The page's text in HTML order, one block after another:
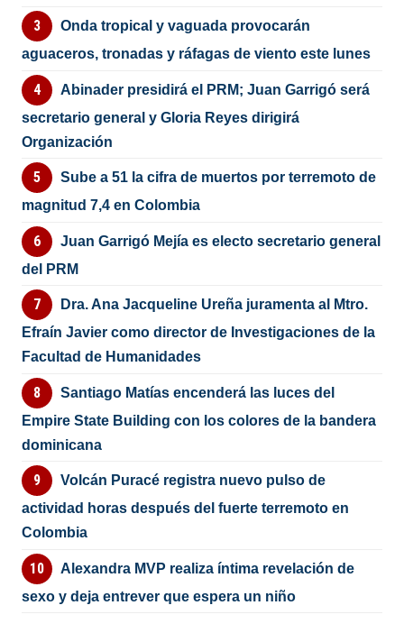
Onda tropical y vaguada provocarán
aguaceros, tronadas y ráfagas de viento este lunes
Abinader presidirá el PRM; Juan Garrigó será
secretario general y Gloria Reyes dirigirá
Organización
Sube a 51 la cifra de muertos por terremoto de
magnitud 7,4 en Colombia
Juan Garrigó Mejía es electo secretario general
del PRM
Dra. Ana Jacqueline Ureña juramenta al Mtro.
Efraín Javier como director de Investigaciones de la
Facultad de Humanidades
Santiago Matías encenderá las luces del
Empire State Building con los colores de la bandera
dominicana
Volcán Puracé registra nuevo pulso de
actividad horas después del fuerte terremoto en
Colombia
Alexandra MVP realiza íntima revelación de
sexo y deja entrever que espera un niño